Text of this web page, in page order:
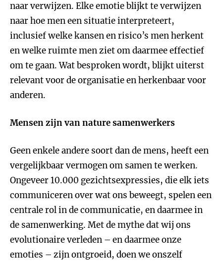
naar verwijzen. Elke emotie blijkt te verwijzen
naar hoe men een situatie interpreteert,
inclusief welke kansen en risico’s men herkent
en welke ruimte men ziet om daarmee effectief
om te gaan. Wat besproken wordt, blijkt uiterst
relevant voor de organisatie en herkenbaar voor
anderen.
Mensen zijn van nature samenwerkers
Geen enkele andere soort dan de mens, heeft een
vergelijkbaar vermogen om samen te werken.
Ongeveer 10.000 gezichtsexpressies, die elk iets
communiceren over wat ons beweegt, spelen een
centrale rol in de communicatie, en daarmee in
de samenwerking. Met de mythe dat wij ons
evolutionaire verleden – en daarmee onze
emoties – zijn ontgroeid, doen we onszelf